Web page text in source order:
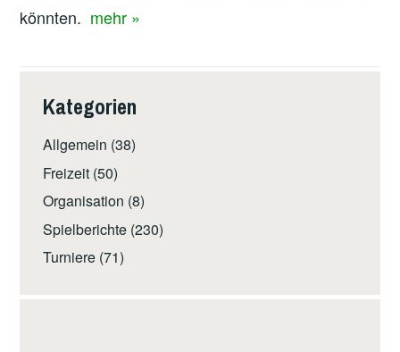
könnten. mehr »
Kategorien
Allgemein (38)
Freizeit(50)
Organisation (8)
Spielberichte(230)
Turniere(71)